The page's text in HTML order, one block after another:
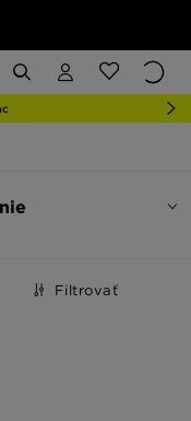
Filtrovať